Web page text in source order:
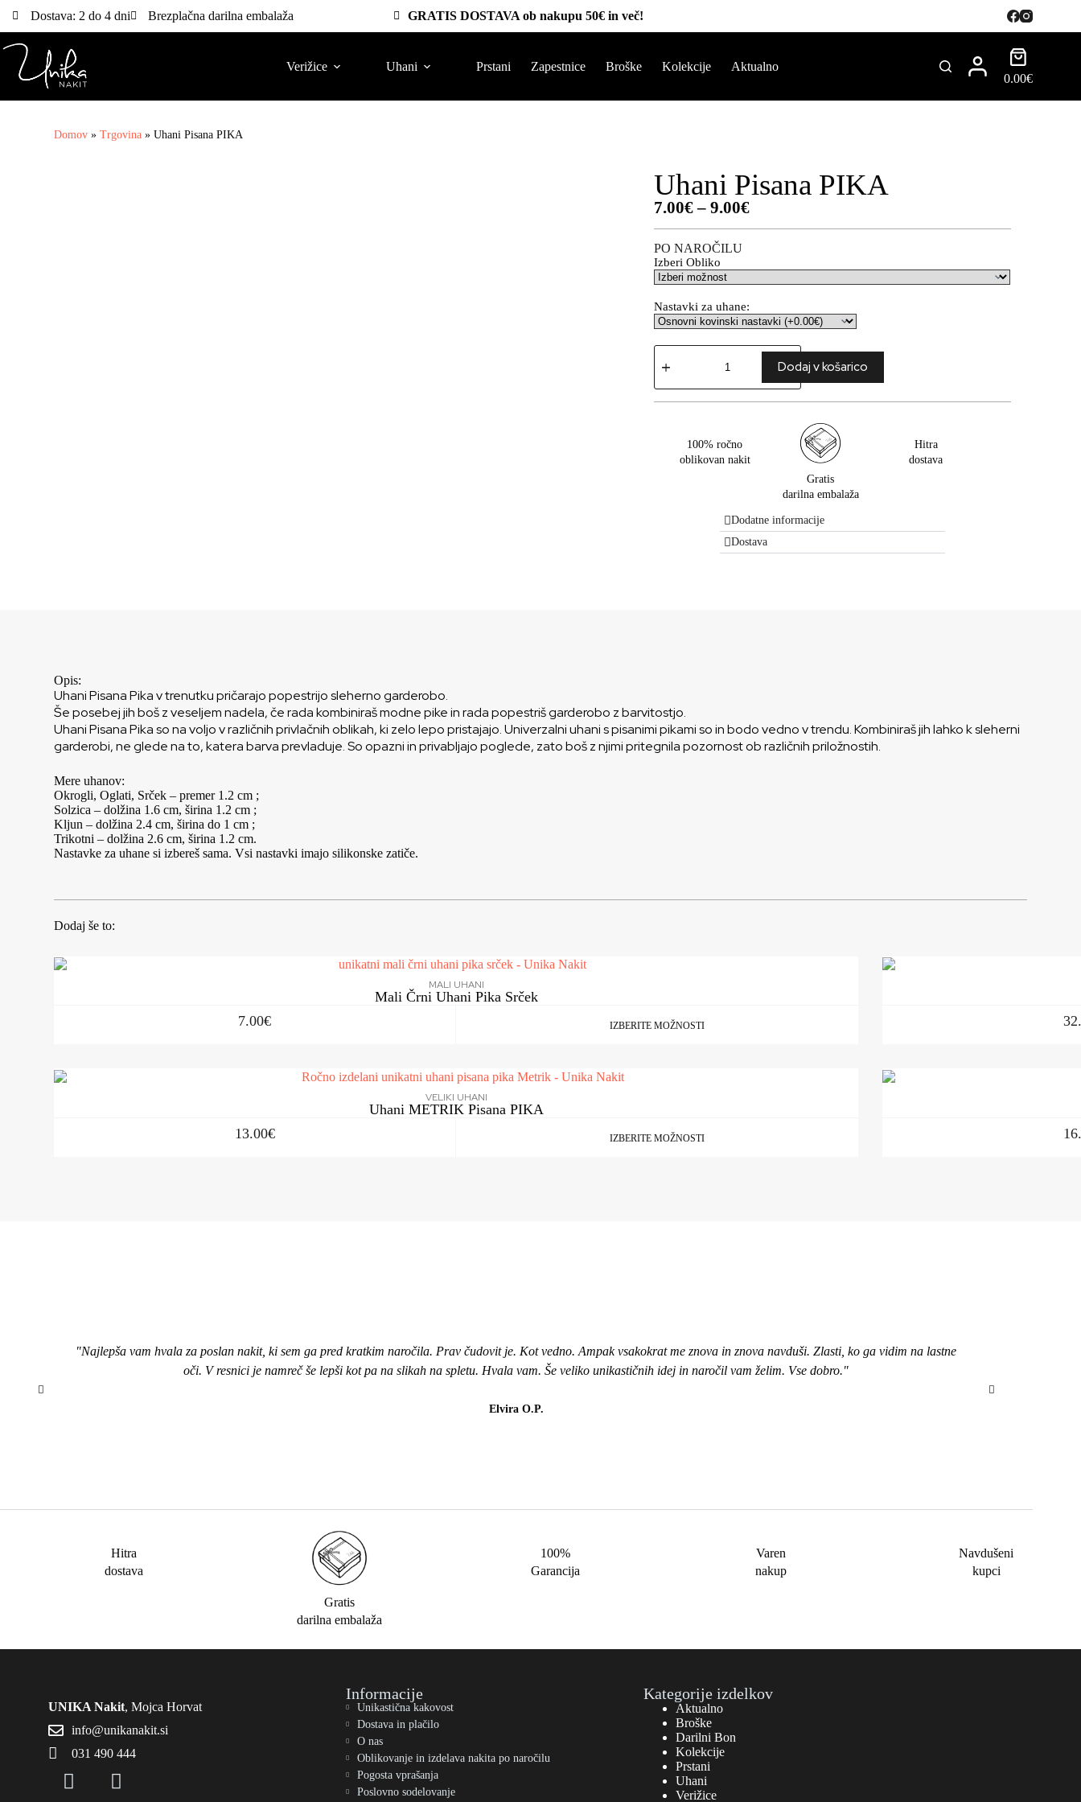
Dostava: 2 do 4 dni Brezplačna darilna embalaža GRATIS DOSTAVA ob nakupu 50€ in več!
Verižice Uhani Prstani Zapestnice Broške Kolekcije
Aktualno
0.00€
Domov »Trgovina »Uhani Pisana PIKA
Uhani Pisana PIKA
7.00€ – 9.00€
PO NAROČILU
Izberi Obliko
Nastavki za uhane:
Dodaj v košarico
100% ročno
oblikovan nakit
Gratis
darilna embalaža
Hitra
dostava
Dodatne informacije
Dostava
Opis:
Uhani Pisana Pika v trenutku pričarajo popestrijo sleherno garderobo.
Še posebej jih boš z veseljem nadela, če rada kombiniraš modne pike in rada popestriš garderobo z barvitostjo.
Uhani Pisana Pika so na voljo v različnih privlačnih oblikah, ki zelo lepo pristajajo. Univerzalni uhani s pisanimi pikami so in bodo vedno v trendu. Kombiniraš jih lahko k sleherni
garderobi, ne glede na to, katera barva prevladuje. So opazni in privabljajo poglede, zato boš z njimi pritegnila pozornost ob različnih priložnostih.
Mere uhanov:
Okrogli, Oglati, Srček – premer 1.2 cm ;
Solzica – dolžina 1.6 cm, širina 1.2 cm ;
Kljun – dolžina 2.4 cm, širina do 1 cm ;
Trikotni – dolžina 2.6 cm, širina 1.2 cm.
Nastavke za uhane si izbereš sama. Vsi nastavki imajo silikonske zatiče.
Dodaj še to:
MALI UHANI
Mali Črni Uhani Pika Srček
7.00€ IZBERITE MOŽNOSTI
VELIKI UHANI
Uhani METRIK Pisana PIKA
13.00€ IZBERITE MOŽNOSTI
"Najlepša vam hvala za poslan nakit, ki sem ga pred kratkim naročila. Prav čudovit je. Kot vedno. Ampak vsakokrat me znova in znova navduši. Zlasti, ko ga vidim na lastne
oči. V resnici je namreč še lepši kot pa na slikah na spletu. Hvala vam. Še veliko unikastičnih idej in naročil vam želim. Vse dobro."
Elvira O.P.
Hitra
dostava
Gratis
darilna embalaža
100%
Garancija
Varen
nakup
Navdušeni
kupci
UNIKA Nakit, Mojca Horvat
info@unikanakit.si
031 490 444
Informacije
Unikastična kakovost
Dostava in plačilo
O nas
Oblikovanje in izdelava nakita po naročilu
Pogosta vprašanja
Poslovno sodelovanje
Kategorije izdelkov
Aktualno
Broške
Darilni Bon
Kolekcije
Prstani
Uhani
Verižice